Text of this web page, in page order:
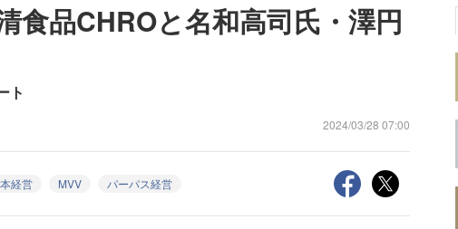
食品CHROと名和高司氏・澤円
ト
2024/03/28 07:00
経営 MVV パーパス経営